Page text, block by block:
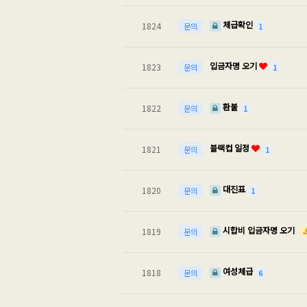
1824 문의 체급확인 1
1823 문의 입금자명 오기 1
1822 문의 환불 1
1821 문의 블랙컵 일정 1
1820 문의 대진표 1
1819 문의 시합비 입금자명 오기
1818 문의 여성체급 6